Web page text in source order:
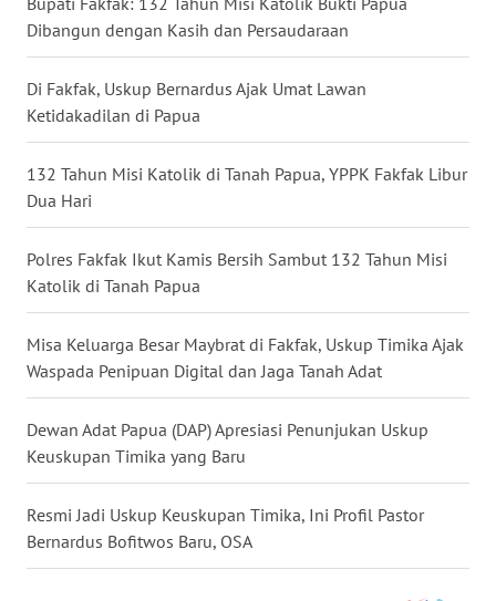
Dibangun dengan Kasih dan Persaudaraan
Di Fakfak, Uskup Bernardus Ajak Umat Lawan
Ketidakadilan di Papua
132 Tahun Misi Katolik di Tanah Papua, YPPK Fakfak Libur
Dua Hari
Polres Fakfak Ikut Kamis Bersih Sambut 132 Tahun Misi
Katolik di Tanah Papua
Misa Keluarga Besar Maybrat di Fakfak, Uskup Timika Ajak
Waspada Penipuan Digital dan Jaga Tanah Adat
Dewan Adat Papua (DAP) Apresiasi Penunjukan Uskup
Keuskupan Timika yang Baru
Resmi Jadi Uskup Keuskupan Timika, Ini Profil Pastor
Bernardus Bofitwos Baru, OSA
WN
WN
WN
TANJUNG
LESUNG
WN
KARO
WN
SIMALUNGUN
WN